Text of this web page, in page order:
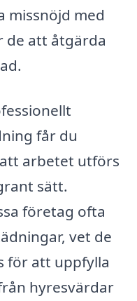
missnöjd med
de att åtgärda
får du
arbetet utförs
sätt.
företag ofta
vet de
för att uppfylla
hyresvärdar